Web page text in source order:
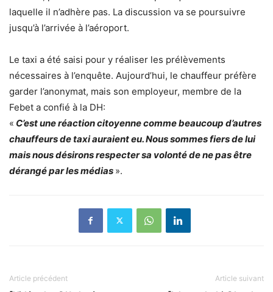
laquelle il n’adhère pas. La discussion va se poursuivre
jusqu’à l’arrivée à l’aéroport.
Le taxi a été saisi pour y réaliser les prélèvements
nécessaires à l’enquête. Aujourd’hui, le chauffeur préfère
garder l’anonymat, mais son employeur, membre de la
Febet a confié à la DH:
« C’est une réaction citoyenne comme beaucoup d’autres
chauffeurs de taxi auraient eu. Nous sommes fiers de lui
mais nous désirons respecter sa volonté de ne pas être
dérangé par les médias ».
Article précédent Article suivant